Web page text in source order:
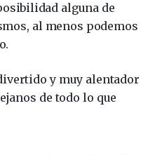
alguna de
al menos podemos
y muy alentador
de todo lo que